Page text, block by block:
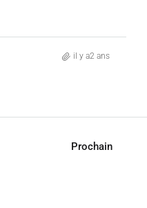
il y a2 ans
Prochain